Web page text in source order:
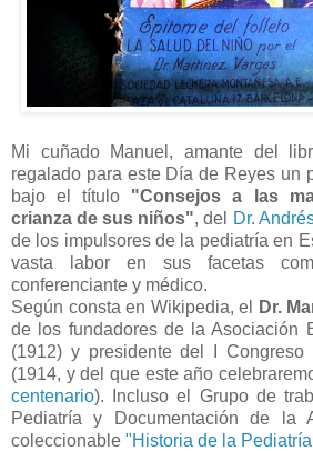
Mi cuñado Manuel, amante del
regalado para este Día de Reyes un
bajo el título "Consejos a las
crianza de sus niños", del Dr.
de los impulsores de la pediatría en
vasta labor en sus facetas
conferenciante y médico.
Según consta en Wikipedia, el
Dr.
de los fundadores de la Asociación
(1912) y presidente del I Congreso
(1914, y del que este año
centenario). Incluso el Grupo de
Pediatría y Documentación de la
coleccionable "Historia de la